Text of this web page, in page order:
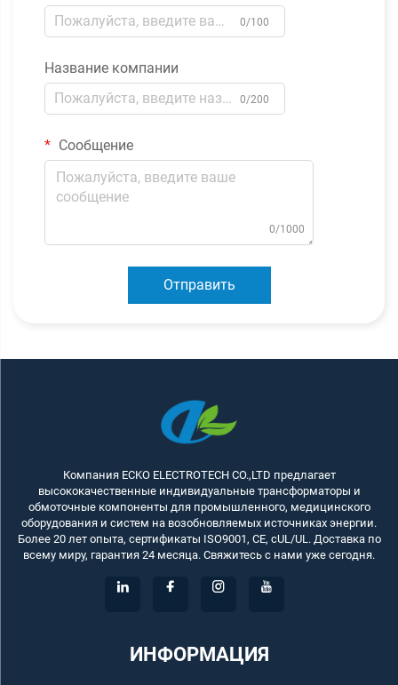
0/100
Название компании
0/200
Сообщение
0/1000
Отправить
Компания ECKO ELECTROTECH CO.,LTD предлагает
высококачественные индивидуальные трансформаторы и
обмоточные компоненты для промышленного, медицинского
оборудования и систем на возобновляемых источниках энергии.
Более 20 лет опыта, сертификаты ISO9001, CE, cUL/UL. Доставка по
всему миру, гарантия 24 месяца. Свяжитесь с нами уже сегодня.
ИНФОРМАЦИЯ